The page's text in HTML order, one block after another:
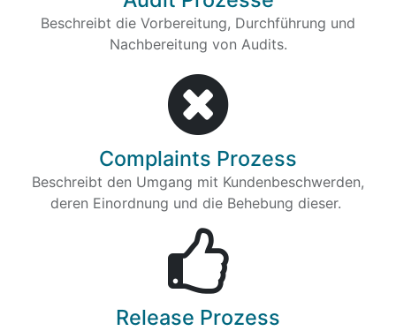
Beschreibt die Vorbereitung, Durchführung und
Nachbereitung von Audits.
Complaints Prozess
Beschreibt den Umgang mit Kundenbeschwerden,
deren Einordnung und die Behebung dieser.
Release Prozess